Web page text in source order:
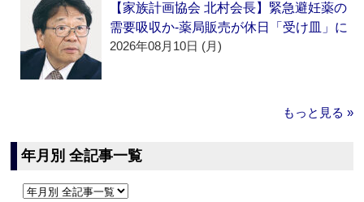
【家族計画協会 北村会長】緊急避妊薬の
需要吸収か‐薬局販売が休日「受け皿」に
2026年08月10日 (月)
もっと見る »
年月別 全記事一覧